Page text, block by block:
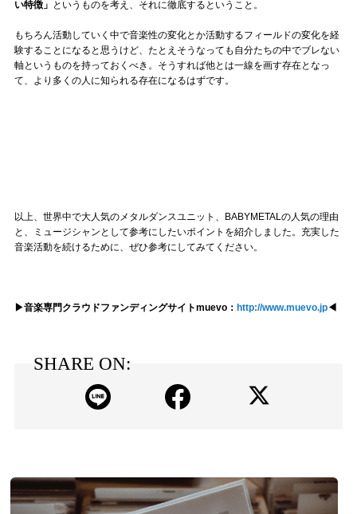
い特徴」 というものを考え、それに徹底するということ。
もちろん活動していく中で音楽性の変化とか活動するフィールドの変化を経
験することになると思うけど、たとえそうなっても自分たちの中でブレない
軸というものを持っておくべき。そうすれば他とは一線を画す存在となっ
て、より多くの人に知られる存在になるはずです。
以上、世界中で大人気のメタルダンスユニット、BABYMETALの人気の理由
と、ミュージシャンとして参考にしたいポイントを紹介しました。充実した
音楽活動を続けるために、ぜひ参考にしてみてください。
▶音楽専門クラウドファンディングサイトmuevo： http://www.muevo.jp◀
SHARE ON: